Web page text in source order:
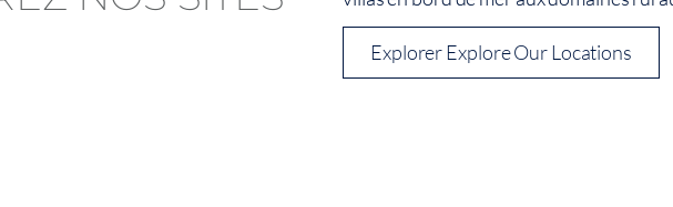
Explorer Explore Our Locations